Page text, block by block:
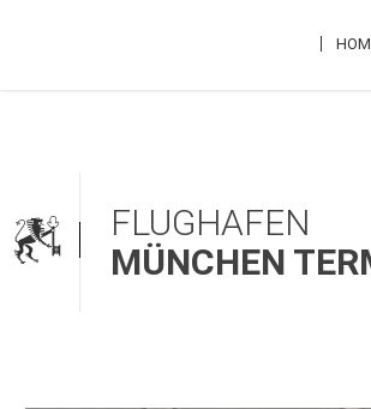
FLUGHAFEN
MÜNCHEN